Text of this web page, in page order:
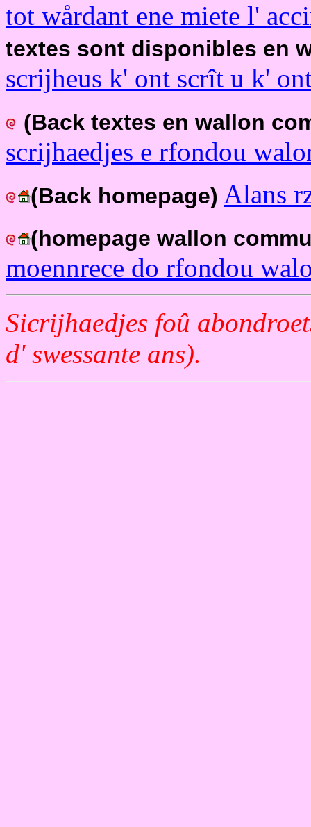
tot wårdant ene miete l'
textes sont disponibles en
scrijheus k' ont scrît u k'
(Back textes en wallon
scrijhaedjes e rfondou
(Back homepage) Alans
(homepage wallon
moennrece do rfondou
Sicrijhaedjes foû
d' swessante ans).